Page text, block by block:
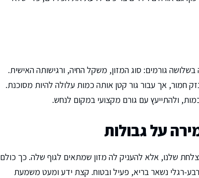
גורמים: סוג המזון, משקל החיה, ורגישותה האישית.
חמור, אך עבור גור קטן אותה כמות עלולה להיות מסוכנת.
ולהתייעץ עם גורם מקצועי במקום לנחש.
על גבולות
שלנו, אלא להעניק לה מזון שמתאים לגוף שלה. כך כולם
רגלי נשאר בריא, פעיל ובטוח. קצת ידע ומעט משמעת